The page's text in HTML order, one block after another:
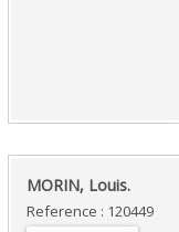
‎MORIN, Louis.‎
Reference : 120449